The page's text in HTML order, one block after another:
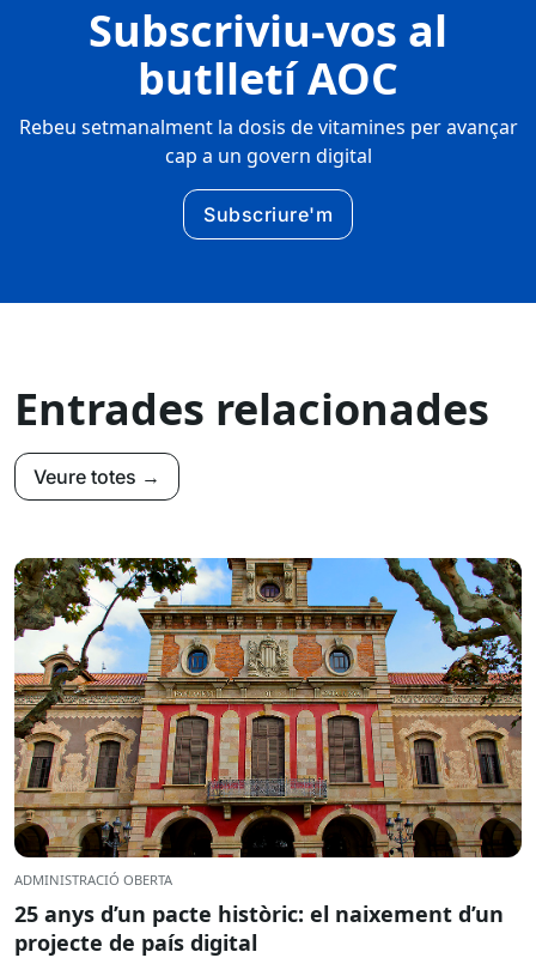
Subscriviu-vos al
butlletí AOC
Rebeu setmanalment la dosis de vitamines per avançar
cap a un govern digital
Subscriure'm
Entrades relacionades
Veure totes →
ADMINISTRACIÓ OBERTA
25 anys d’un pacte històric: el naixement d’un
projecte de país digital